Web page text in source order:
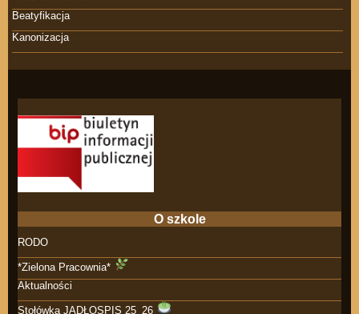
Beatyfikacja
Kanonizacja
O szkole
RODO
*Zielona Pracownia*
Aktualności
Stołówka JADŁOSPIS 25_26